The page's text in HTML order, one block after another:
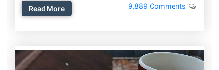
Read More 9,889 Comments